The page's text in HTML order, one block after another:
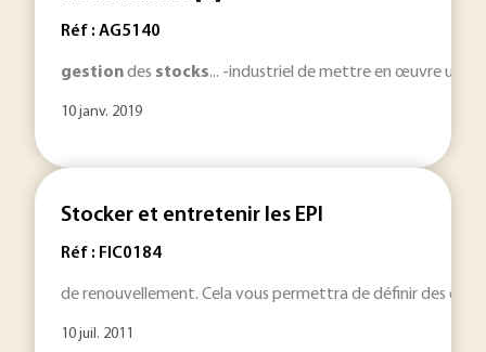
Réf : AG5140
gestiondes stocks... -industriel de mettre en œuvre une
10 janv. 2019
Stocker et entretenir les EPI
Réf : FIC0184
de renouvellement. Cela vous permettra de définir des
10 juil. 2011